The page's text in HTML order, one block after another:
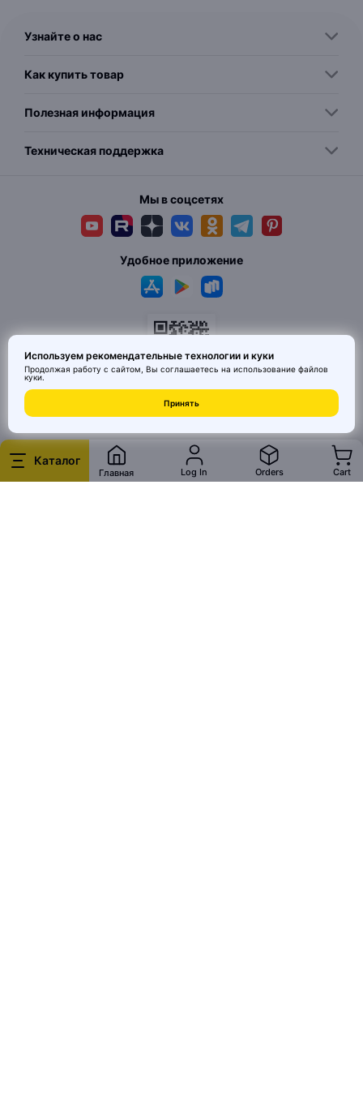
Каталог
Главная Log In Orders Cart
Узнайте о нас
Как купить товар
Полезная информация
Техническая поддержка
Мы в соцсетях
© 2026 MAI HE MAI. Маркетплейс дизайнерских товаров со всего
Китая по ценам заводов. Все права защищены.
Удобное приложение
Используем рекомендательные технологии и куки
Продолжая работу с сайтом, Вы соглашаетесь на использование файлов
куки.
Принять